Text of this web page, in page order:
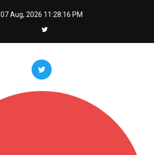
07 Aug, 2026 11:28:17 PM